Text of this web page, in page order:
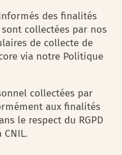
des finalités
collectées par nos
de collecte de
via notre Politique
collectées par
aux finalités
le respect du RGPD